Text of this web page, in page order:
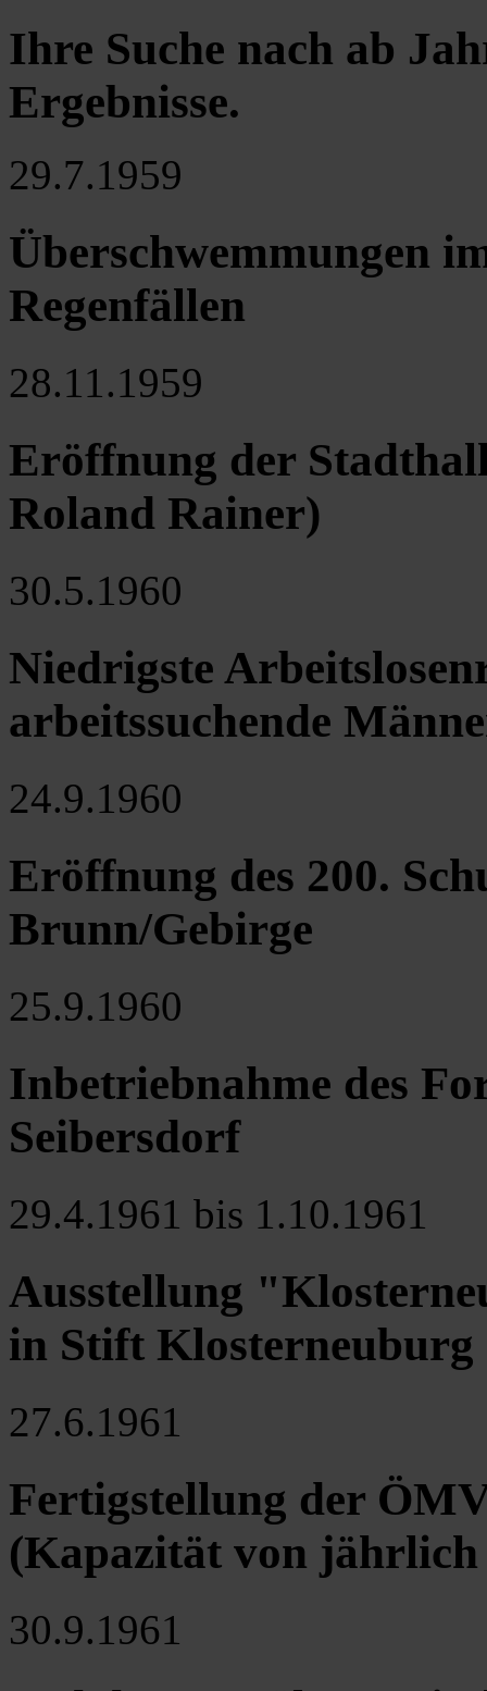
Ihre Suche nach ab
Ergebnisse.
29.7.1959
Überschwemmungen
Regenfällen
28.11.1959
Eröffnung der
Roland Rainer)
30.5.1960
Niedrigste
arbeitssuchende
24.9.1960
Eröffnung des 200.
Brunn/Gebirge
25.9.1960
Inbetriebnahme des
Seibersdorf
29.4.1961 bis 1.10.1961
Ausstellung
in Stift Klosterneuburg
27.6.1961
Fertigstellung der
(Kapazität von
30.9.1961